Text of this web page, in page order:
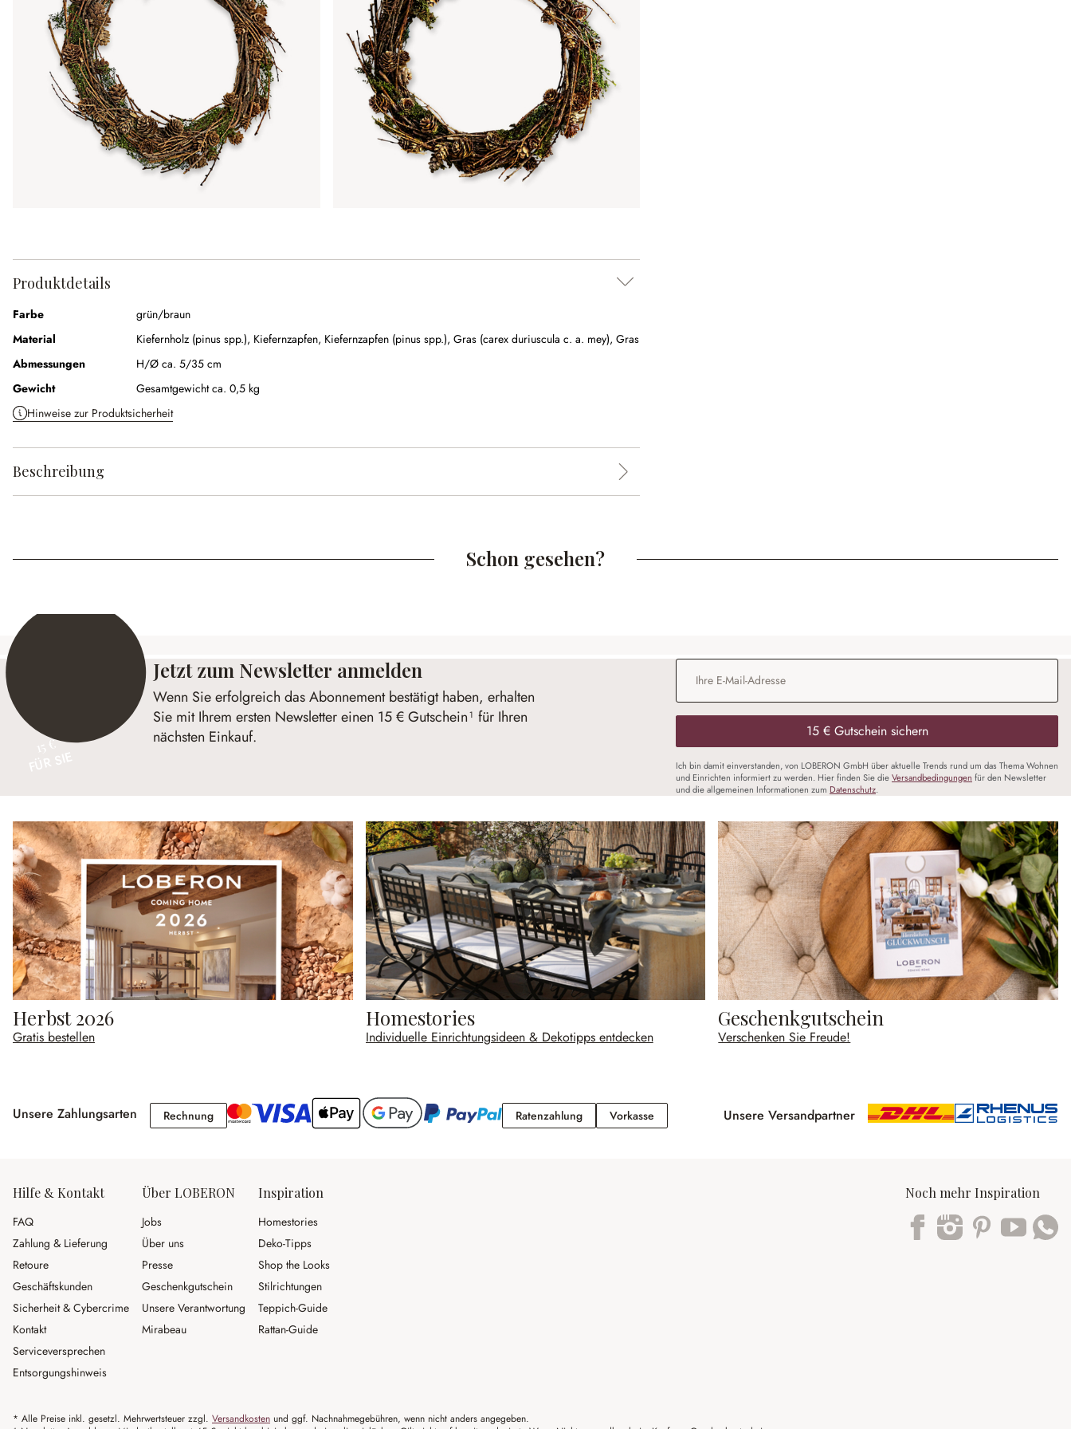
Produktdetails
Farbe
grün/braun
Material
Kiefernholz (pinus spp.), Kiefernzapfen, Kiefernzapfen (pinus spp.), Gras (carex duriuscula c. a. mey), Gras
Abmessungen
H/Ø ca. 5/35 cm
Gewicht
Gesamtgewicht ca. 0,5 kg
Hinweise zur Produktsicherheit
Beschreibung
Schon gesehen?
15 €
Jetzt zum Newsletter anmelden
Wenn Sie erfolgreich das Abonnement bestätigt haben, erhalten
Sie mit Ihrem ersten Newsletter einen 15 € Gutschein¹ für Ihren
nächsten Einkauf.
E-Mail-Adresse*
15 € Gutschein sichern
Ich bin damit einverstanden, von LOBERON GmbH über aktuelle Trends rund um das Thema Wohnen
und Einrichten informiert zu werden. Hier finden Sie dieVersandbedingungen für den Newsletter
und die allgemeinen Informationen zum Datenschutz.
Herbst 2026
Gratis bestellen
Homestories
Individuelle Einrichtungsideen & Dekotipps entdecken
Geschenkgutschein
Verschenken Sie Freude!
Unsere Zahlungsarten RechnungRechnung RatenzahlungRatenzahlung
VorkasseVorkasse Unsere Versandpartner
Hilfe & Kontakt
FAQ
Zahlung & Lieferung
Retoure
Geschäftskunden
Sicherheit & Cybercrime
Kontakt
Serviceversprechen
Entsorgungshinweis
Über LOBERON
Jobs
Über uns
Presse
Geschenkgutschein
Unsere Verantwortung
Mirabeau
Inspiration
Homestories
Deko-Tipps
Shop the Looks
Stilrichtungen
Teppich-Guide
Rattan-Guide
Noch mehr Inspiration
* Alle Preise inkl. gesetzl. Mehrwertsteuer zzgl. Versandkosten und ggf. Nachnahmegebühren, wenn nicht anders angegeben.